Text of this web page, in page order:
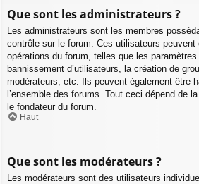
Que sont les administrateurs ?
Les administrateurs sont les membres
contrôle sur le forum. Ces utilisateurs peuvent
opérations du forum, telles que les
bannissement d’utilisateurs, la création de
modérateurs, etc. Ils peuvent également être
l’ensemble des forums. Tout ceci dépend de
le fondateur du forum.
Haut
Que sont les modérateurs ?
Les modérateurs sont des utilisateurs